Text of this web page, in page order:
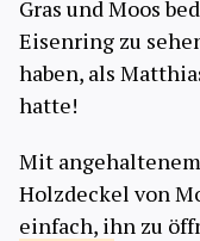
Gras und Moos
Eisenring zu
haben, als
hatte!
Mit
Holzdeckel von
einfach, ihn zu